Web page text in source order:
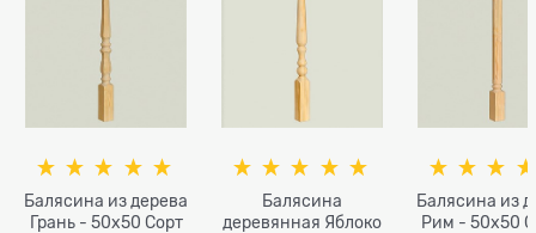
Балясина из дерева
Грань - 50x50 Сорт
Балясина
деревянная Яблоко
Балясина из
Рим - 50x50